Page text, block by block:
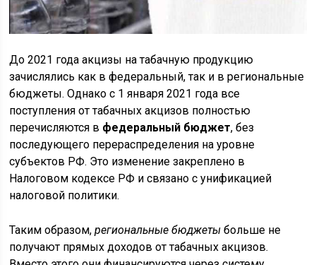
До 2021 года акцизы на табачную продукцию
зачислялись как в федеральный, так и в региональные
бюджеты. Однако с 1 января 2021 года все
поступления от табачных акцизов полностью
перечисляются в федеральный бюджет, без
последующего перераспределения на уровне
субъектов РФ. Это изменение закреплено в
Налоговом кодексе РФ и связано с унификацией
налоговой политики.
Таким образом,региональные бюджеты больше не
получают прямых доходов от табачных акцизов.